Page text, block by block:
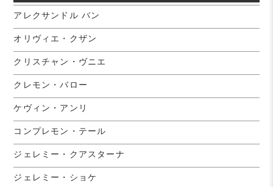
アレクサンドル バン
オリヴィエ・クザン
クリスチャン・ヴニエ
クレモン・バロー
ケヴィン・アンリ
コンプレモン・テール
ジェレミー・クアスターナ
ジェレミー・ショケ